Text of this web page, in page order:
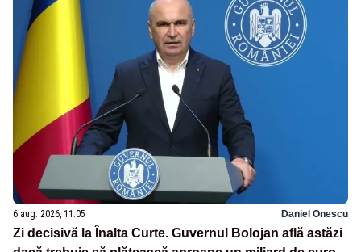
6 aug. 2026, 11:05 Daniel Onescu
Zi decisivă la Înalta Curte. Guvernul Bolojan află astăzi